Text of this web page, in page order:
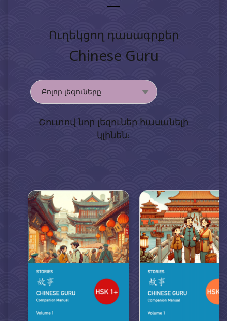
Ուղեկցող դասագրքեր
Chinese Guru
Շուտով նոր լեզուներ հասանելի
կլինեն։